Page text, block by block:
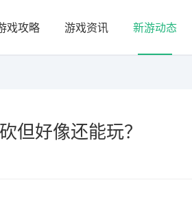
戏攻略 游戏资讯 新游动态
但好像还能玩？